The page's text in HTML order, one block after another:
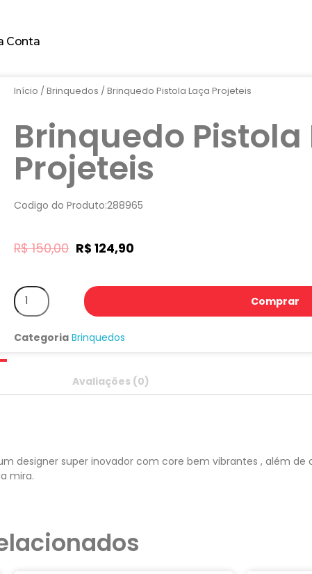
Conta
Início / Brinquedos / Brinquedo Pistola Laça Projeteis
Brinquedo Pistola
Projeteis
Codigo do Produto:288965
R$150,00 R$ 124,90
Comprar
Categoria Brinquedos
Avaliações (0)
designer super inovador com core bem vibrantes , além
mira.